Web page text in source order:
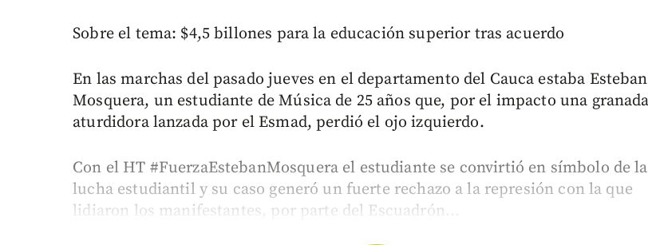
Sobre el tema: $4,5 billones para la educación superior tras acuerdo
En las marchas del pasado jueves en el departamento del Cauca estaba Esteban
Mosquera, un estudiante de Música de 25 años que, por el impacto una granada
aturdidora lanzada por el Esmad, perdió el ojo izquierdo.
Con el HT #FuerzaEstebanMosquera el estudiante se convirtió en símbolo de la
lucha estudiantil y su caso generó un fuerte rechazo a la represión con la que
lidiaron los manifestantes, por parte del Escuadrón...